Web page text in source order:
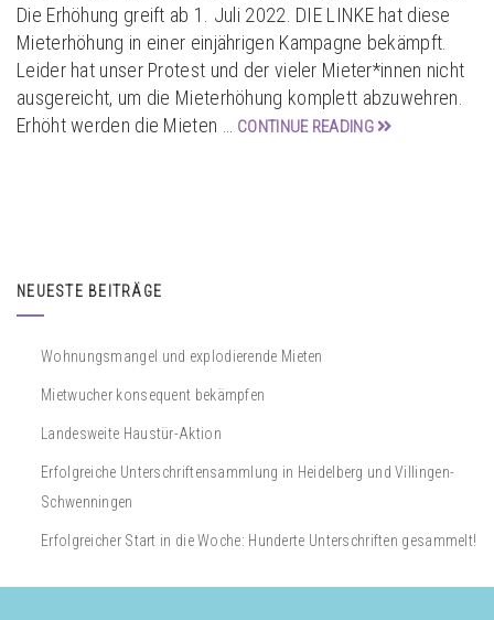
Die Erhöhung greift ab 1. Juli 2022. DIE LINKE hat diese
Mieterhöhung in einer einjährigen Kampagne bekämpft.
Leider hat unser Protest und der vieler Mieter*innen nicht
ausgereicht, um die Mieterhöhung komplett abzuwehren.
Erhöht werden die Mieten …
CONTINUE READING
NEUESTE BEITRÄGE
Wohnungsmangel und explodierende Mieten
Mietwucher konsequent bekämpfen
Landesweite Haustür-Aktion
Erfolgreiche Unterschriftensammlung in Heidelberg und Villingen-
Schwenningen
Erfolgreicher Start in die Woche: Hunderte Unterschriften gesammelt!